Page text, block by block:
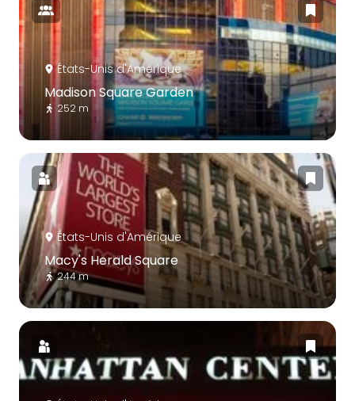
États-Unis d'Amérique
Madison Square Garden
252 m
États-Unis d'Amérique
Macy's Herald Square
244 m